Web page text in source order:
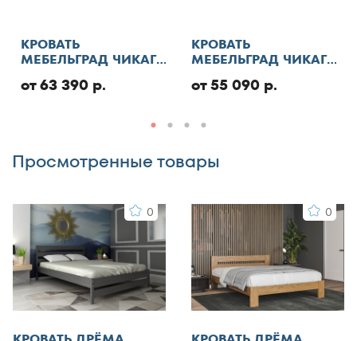
Я согласен с правилами публикации
пользовательского контентаи даю согласие на
обработку персональных данных
КРОВАТЬ
МЕБЕЛЬГРАД ЧИКАГО
от 63 390 р.
КРОВАТЬ
МЕБЕЛЬГРАД ЧИКАГО
от 55 090 р.
Просмотренные товары
0 0